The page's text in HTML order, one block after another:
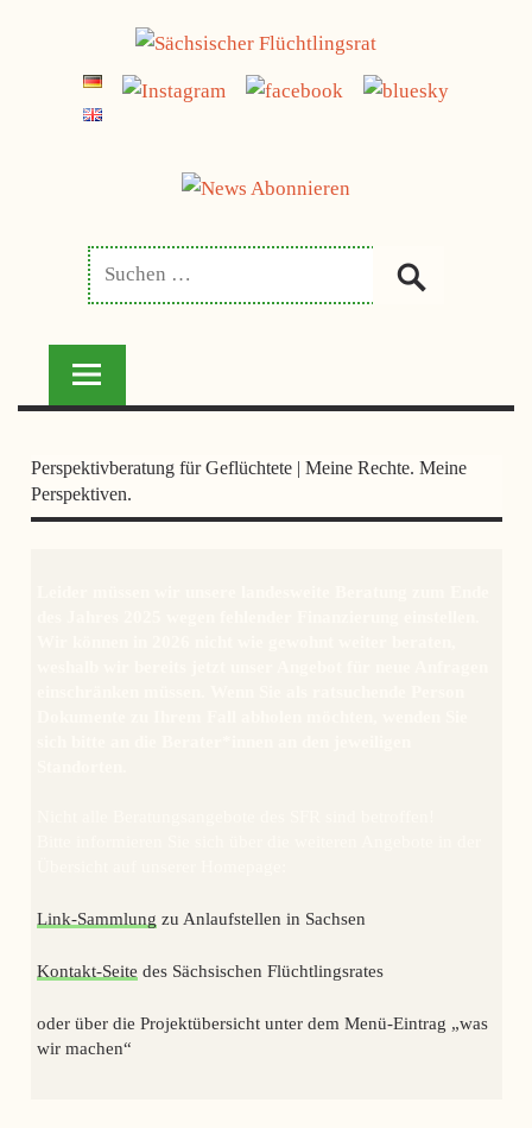
FLÜCHTLINGSRAT
Perspektivberatung für Geflüchtete | Meine Rechte. Meine
Perspektiven.
Link-Sammlung zu Anlaufstellen in Sachsen
Kontakt-Seite des Sächsischen Flüchtlingsrates
oder über die Projektübersicht unter dem Menü-Eintrag „was
wir machen“